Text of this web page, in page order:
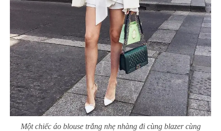
Một chiếc áo blouse trắng nhẹ nhàng đi cùng blazer cùng